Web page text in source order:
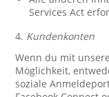
Services Act
4. Kundenkonten
Wenn du mit
Möglichkeit,
soziale